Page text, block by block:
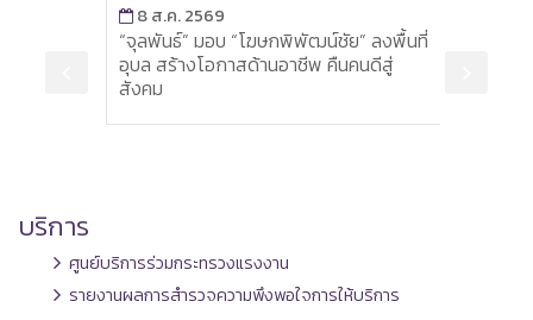
8 ส.ค. 2569
“จุลพันธ์” มอบ “โฆษกพิพัฒน์ชัย” ลงพื้นที่
อุบล สร้างโอกาสด้านอาชีพ คืนคนดีสู่
สังคม
บริการ
ศูนย์บริการร่วมกระทรวงแรงงาน
รายงานผลการสำรวจความพึงพอใจการให้บริการ